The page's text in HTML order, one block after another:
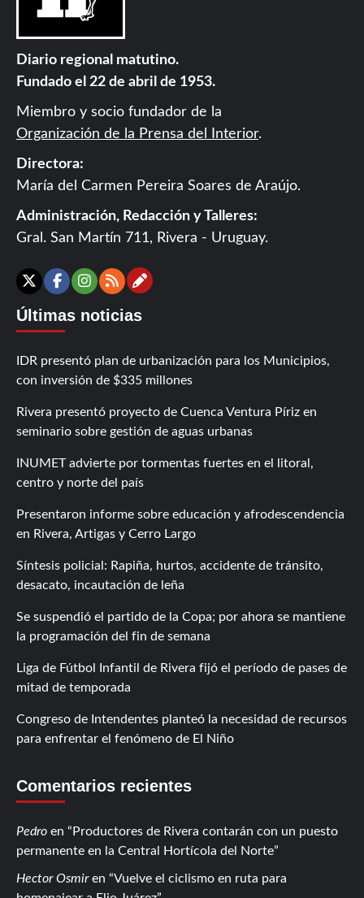
Diario regional matutino.
Fundado el 22 de abril de 1953.
Miembro y socio fundador de la
Organización de la Prensa del Interior.
Directora:
María del Carmen Pereira Soares de Araújo.
Administración, Redacción y Talleres:
Gral. San Martín 711, Rivera - Uruguay.
X Facebook
Instagram
RSSContáctanos
Últimas noticias
IDR presentó plan de urbanización para los Municipios,
con inversión de $335 millones
Rivera presentó proyecto de Cuenca Ventura Píriz en
seminario sobre gestión de aguas urbanas
INUMET advierte por tormentas fuertes en el litoral,
centro y norte del país
Presentaron informe sobre educación y afrodescendencia
en Rivera, Artigas y Cerro Largo
Síntesis policial: Rapiña, hurtos, accidente de tránsito,
desacato, incautación de leña
Se suspendió el partido de la Copa; por ahora se mantiene
la programación del fin de semana
Liga de Fútbol Infantil de Rivera fijó el período de pases de
mitad de temporada
Congreso de Intendentes planteó la necesidad de recursos
para enfrentar el fenómeno de El Niño
Comentarios recientes
Pedro en
Productores de Rivera contarán con un puesto
permanente en la Central Hortícola del Norte
Hector Osmiren
Vuelve el ciclismo en ruta para